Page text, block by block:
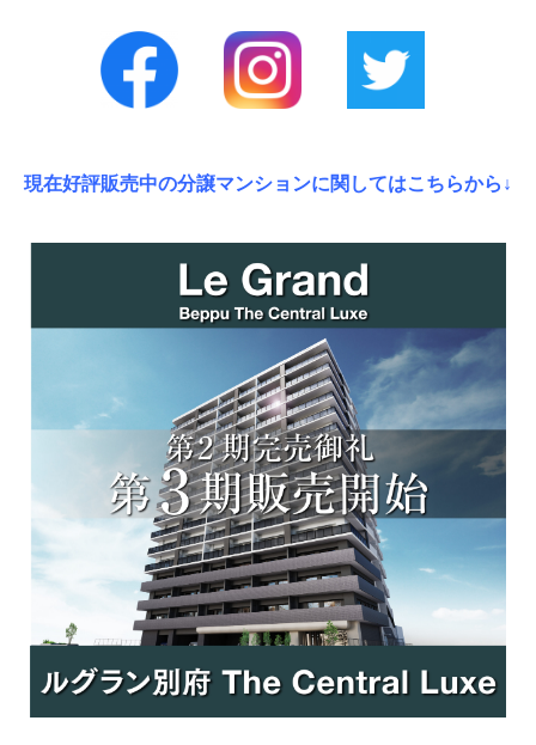
現在好評販売中の分譲マンションに関してはこちらから↓